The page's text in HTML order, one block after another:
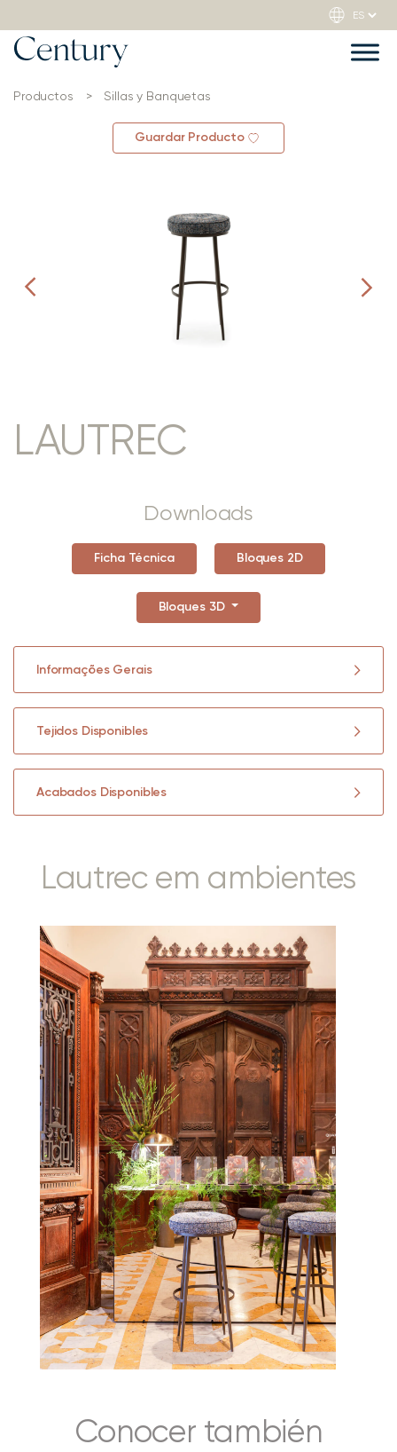
Productos > Sillas y Banquetas
Guardar Producto
LAUTREC
Downloads
Ficha Técnica Bloques 2D
Bloques 3D
Informações Gerais
Tejidos Disponibles
Acabados Disponibles
Lautrec em ambientes
Conocer también